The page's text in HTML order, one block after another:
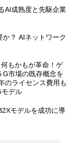
AI成熟度と先駆企業
？ AIネットワーク
もかもが革命！ゲ
G市場の既存概念を
のライセンス費用も
デル
モデルを成功に導